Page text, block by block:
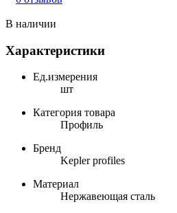
В наличии
Характеристики
Ед.измерения
шт
Категория товара
Профиль
Бренд
Kepler profiles
Материал
Нержавеющая сталь